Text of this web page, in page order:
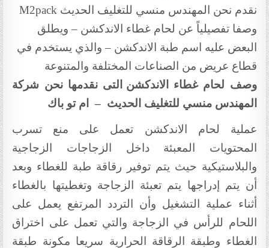
نقدم نحن المهندس منسي للتغليف الحديث M2pack
وصفا تفصيلياً عن لحام غطاء الاندكشن – ويطلق
البعض عليه اسم طبة الاندكشن – والذي يستخدم في
قطاع عريض من الصناعات المختلفة والمتنوعة
وصف لحام غطاء الاندكشن
التى نقدمها نحن شركة
المهندس منسي للتغليف الحديث – ام تو باك
عملية لحام الاندكشن تعمل على منع تسرب
المحتويات المعبئة داخل الزجاجات الزجاجية
والبلاستيكية حيث يتم توفير رقاقة طبة للغطاء وبعد
أن يتم إدراجها يتم تعبئة الزجاجة وتغطيتها بالغطاء
أثناء عملية التشغيل وأن التردد المرتفع يعمل على
اللحام للرأس في الزجاجة والتي تعمل على اختراق
الغطاء وطبقة الرقاقة الحرارية سريعا مكونة طبقة